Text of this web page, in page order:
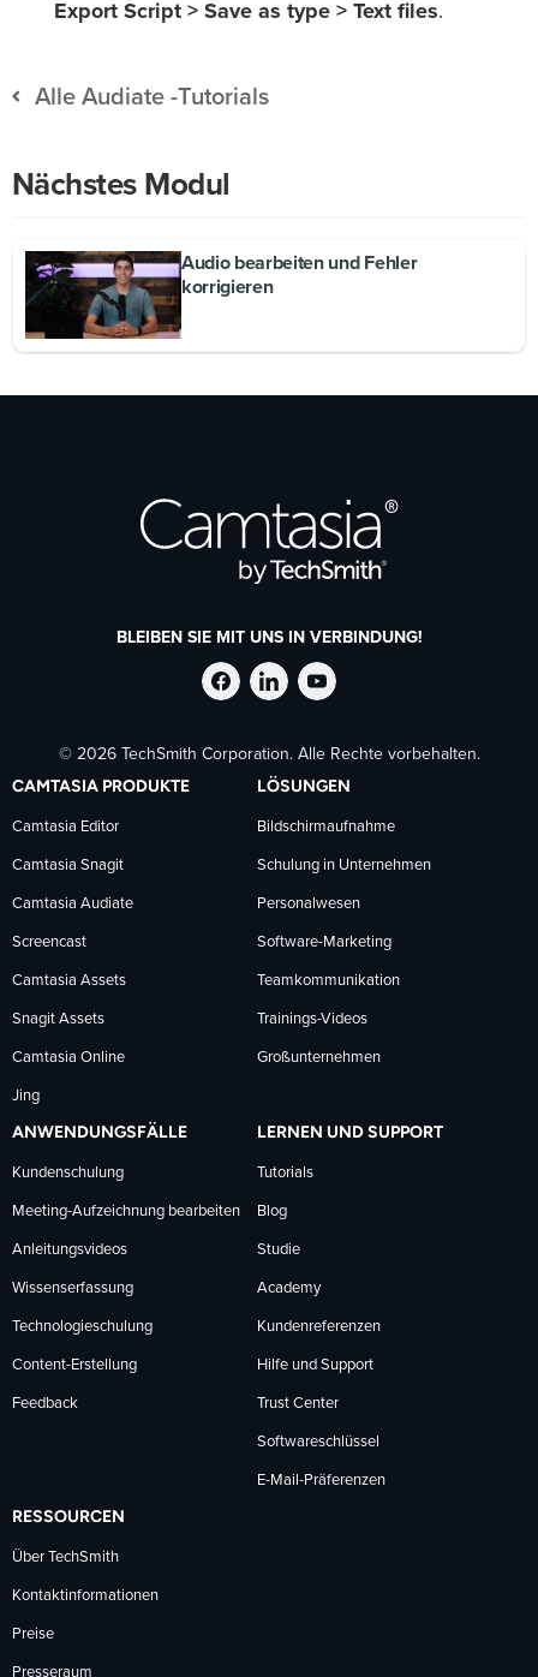
Export Script > Save as type > Text files.
Alle Audiate -Tutorials
Nächstes Modul
Audio bearbeiten und Fehler
korrigieren
BLEIBEN SIE MIT UNS IN VERBINDUNG!
TechSmith
auf
Facebook
folgen
TechSmith
auf
LinkedIn
folgen
TechSmith
auf
YouTube
© 2026 TechSmith Corporation. Alle Rechte vorbehalten.
CAMTASIA PRODUKTE
Camtasia Editor
Camtasia Snagit
Camtasia Audiate
Screencast
Camtasia Assets
Snagit Assets
Camtasia Online
Jing
LÖSUNGEN
Bildschirmaufnahme
Schulung in Unternehmen
Personalwesen
Software-Marketing
Teamkommunikation
Trainings-Videos
Großunternehmen
ANWENDUNGSFÄLLE
Kundenschulung
Meeting-Aufzeichnung bearbeiten
Anleitungsvideos
Wissenserfassung
Technologieschulung
Content-Erstellung
Feedback
LERNEN UND SUPPORT
Tutorials
Blog
Studie
Academy
Kundenreferenzen
Hilfe und Support
Trust Center
Softwareschlüssel
E-Mail-Präferenzen
RESSOURCEN
Über TechSmith
Kontaktinformationen
Preise
Presseraum